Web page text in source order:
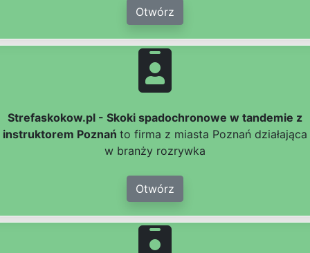
Otwórz
Strefaskokow.pl - Skoki spadochronowe w tandemie z
instruktorem Poznań to firma z miasta Poznań działająca
w branży rozrywka
Otwórz